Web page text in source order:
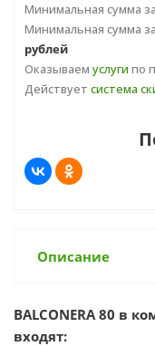
Минимальная сумма
Минимальная сумма
рублей
Оказываем услуги по
Действует система
Описание
BALCONERA 80 в
входят: